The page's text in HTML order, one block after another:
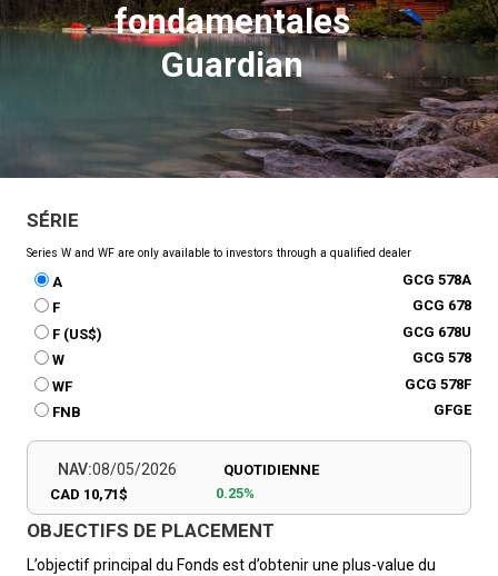
fondamentales
Guardian
SÉRIE
Series W and WF are only available to investors through a qualified dealer
A
GCG 578A
F
GCG 678
F (US$)
GCG 678U
W
GCG 578
WF
GCG 578F
FNB
GFGE
NAV:08/05/2026
CAD 10,71$
QUOTIDIENNE
0.25%
OBJECTIFS DE PLACEMENT
L’objectif principal du Fonds est d’obtenir une plus-value du